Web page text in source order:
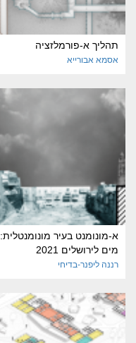
תהליך א-פורמלזציה
אסמא אבורייא
א-מונומנט בעיר מונומנטלית:
מים לירושלים 2021
רננה ליפנר-בדיחי